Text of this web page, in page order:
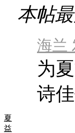
夏
益
本帖
海兰
为
诗